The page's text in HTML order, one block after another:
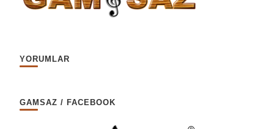
YORUMLAR
GAMSAZ / FACEBOOK